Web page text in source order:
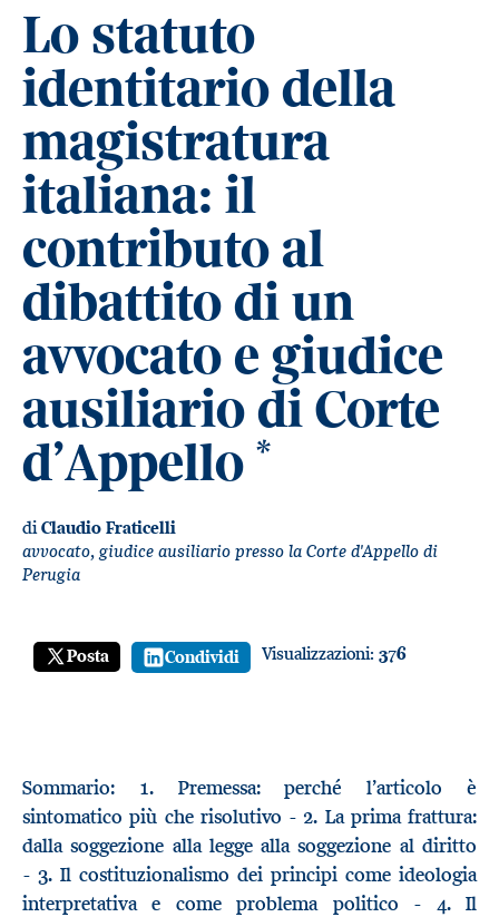
Lo statuto
identitario della
magistratura
italiana: il
contributo al
dibattito di un
avvocato e giudice
ausiliario di Corte
d’Appello *
diClaudio Fraticelli
avvocato, giudice ausiliario presso la Corte d'Appello di
Perugia
Posta Condividi Visualizzazioni: 376
Sommario: 1. Premessa: perché l’articolo è
sintomatico più che risolutivo - 2. La prima frattura:
dalla soggezione alla legge alla soggezione al diritto
- 3. Il costituzionalismo dei principi come ideologia
interpretativa e come problema politico - 4. Il